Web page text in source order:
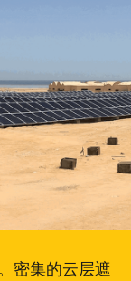
密集的云层遮